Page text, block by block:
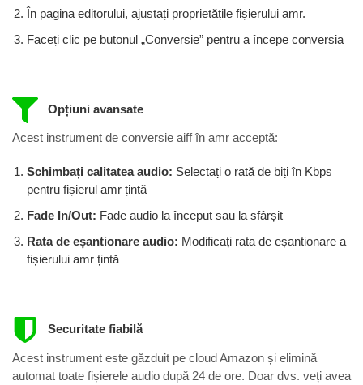
În pagina editorului, ajustați proprietățile fișierului amr.
Faceți clic pe butonul „Conversie” pentru a începe conversia
Opțiuni avansate
Acest instrument de conversie aiff în amr acceptă:
Schimbați calitatea audio: Selectați o rată de biți în Kbps
pentru fișierul amr ​​țintă
Fade In/Out: Fade audio la început sau la sfârșit
Rata de eșantionare audio: Modificați rata de eșantionare a
fișierului amr țintă
Securitate fiabilă
Acest instrument este găzduit pe cloud Amazon și elimină
automat toate fișierele audio după 24 de ore. Doar dvs. veți avea